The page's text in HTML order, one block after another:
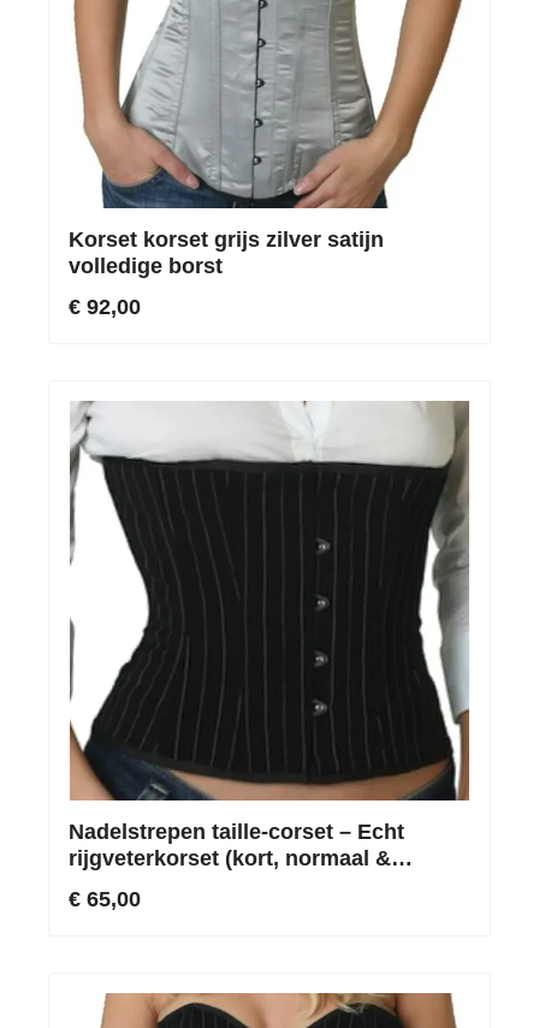
Korset korset grijs zilver satijn
volledige borst
€ 92,00
Nadelstrepen taille-corset – Echt
rijgveterkorset (kort, normaal &
€ 65,00